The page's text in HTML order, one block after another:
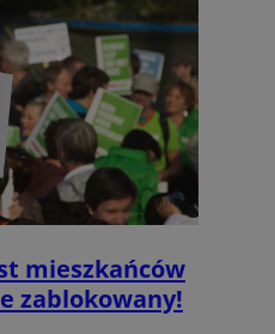
mieszkańców
zablokowany!